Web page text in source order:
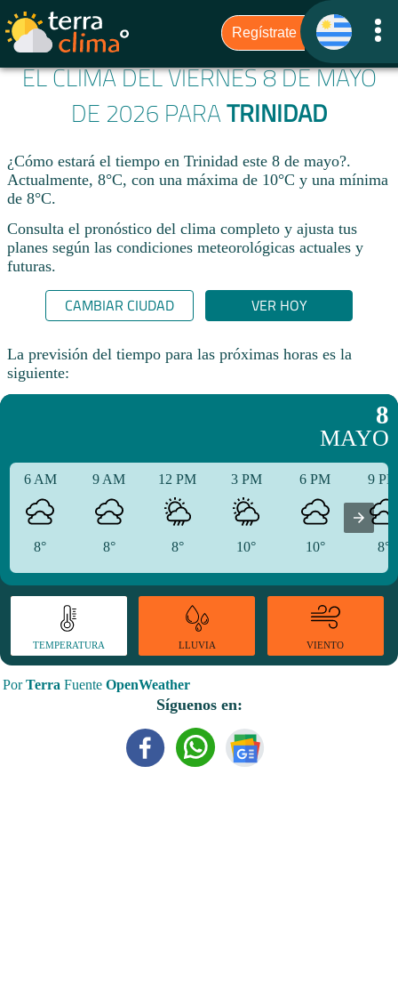
EL CLIMA DEL VIERNES 8 DE MAYO
DE 2026 PARATRINIDAD
¿Cómo estará el tiempo en Trinidad este 8 de mayo?.
Actualmente, 8°C, con una máxima de 10°C y una mínima
de 8°C.
Consulta el pronóstico del clima completo y ajusta tus
planes según las condiciones meteorológicas actuales y
futuras.
CAMBIAR CIUDAD VER HOY
La previsión del tiempo para las próximas horas es la
siguiente:
8
MAYO
6 AM
8°
9 AM
8°
12 PM
8°
3 PM
10°
6 PM
10°
9
8°
TEMPERATURA LLUVIA VIENTO
PorTerra Fuente OpenWeather
Síguenos en: